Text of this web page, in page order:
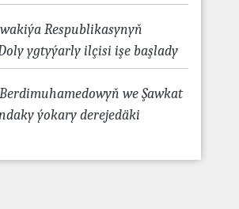
Respublikasynyň
ygtyýarly ilçisi işe başlady
we Şawkat
ýokary derejedäki